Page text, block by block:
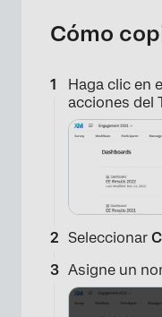
Cómo
Haga clic en
acciones del
Seleccionar
Asigne un